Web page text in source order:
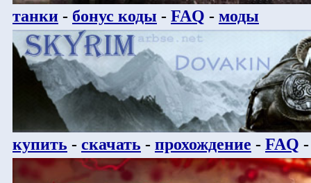
танки - бонус коды - FAQ - моды
купить - скачать - прохождение - FAQ